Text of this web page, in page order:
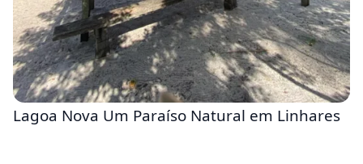
Lagoa Nova Um Paraíso Natural em Linhares